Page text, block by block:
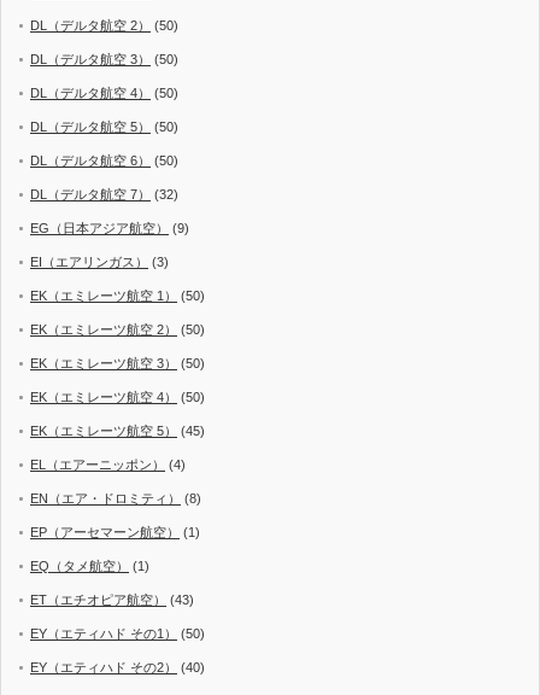
DL（デルタ航空 2） (50)
DL（デルタ航空 3） (50)
DL（デルタ航空 4） (50)
DL（デルタ航空 5） (50)
DL（デルタ航空 6） (50)
DL（デルタ航空 7） (32)
EG（日本アジア航空） (9)
EI（エアリンガス） (3)
EK（エミレーツ航空 1） (50)
EK（エミレーツ航空 2） (50)
EK（エミレーツ航空 3） (50)
EK（エミレーツ航空 4） (50)
EK（エミレーツ航空 5） (45)
EL（エアーニッポン） (4)
EN（エア・ドロミティ） (8)
EP（アーセマーン航空） (1)
EQ（タメ航空） (1)
ET（エチオピア航空） (43)
EY（エティハド その1） (50)
EY（エティハド その2） (40)